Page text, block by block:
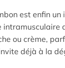
est enfin
intramusculaire
ou crème,
déjà à la